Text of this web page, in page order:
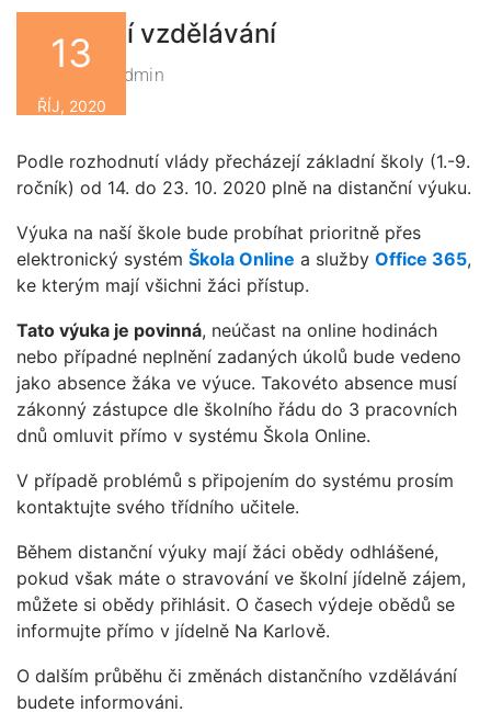
Distanční vzdělávání
Zsbn-Admin
13
ŘÍJ, 2020
Podle rozhodnutí vlády přecházejí základní školy (1.-9.
ročník) od 14. do 23. 10. 2020 plně na distanční výuku.
Výuka na naší škole bude probíhat prioritně přes
elektronický systém Škola Online a služby Office 365,
ke kterým mají všichni žáci přístup.
Tato výuka je povinná, neúčast na online hodinách
nebo případné neplnění zadaných úkolů bude vedeno
jako absence žáka ve výuce. Takovéto absence musí
zákonný zástupce dle školního řádu do 3 pracovních
dnů omluvit přímo v systému Škola Online.
V případě problémů s připojením do systému prosím
kontaktujte svého třídního učitele.
Během distanční výuky mají žáci obědy odhlášené,
pokud však máte o stravování ve školní jídelně zájem,
můžete si obědy přihlásit. O časech výdeje obědů se
informujte přímo v jídelně Na Karlově.
O dalším průběhu či změnách distančního vzdělávání
budete informováni.